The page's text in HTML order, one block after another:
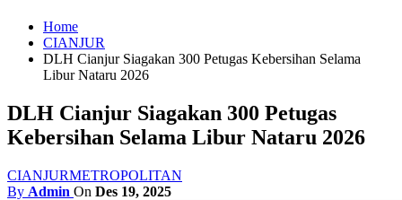
Home
CIANJUR
DLH Cianjur Siagakan 300 Petugas Kebersihan Selama
Libur Nataru 2026
DLH Cianjur Siagakan 300 Petugas
Kebersihan Selama Libur Nataru 2026
CIANJURMETROPOLITAN
By Admin On Des 19, 2025